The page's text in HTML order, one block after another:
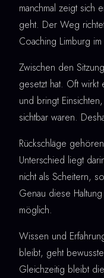
manchmal zeigt sich
geht. Der Weg
Coaching Limburg im
Zwischen den
gesetzt hat. Oft wirkt
und bringt
sichtbar waren.
Rückschläge
Unterschied liegt
nicht als Scheitern,
Genau diese
möglich.
Wissen und
bleibt, geht
Gleichzeitig bleibt